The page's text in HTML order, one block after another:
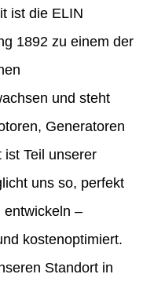
ist die ELIN
1892 zu einem der
und steht
Generatoren
ist Teil unserer
uns so, perfekt
entwickeln –
kostenoptimiert.
Standort in